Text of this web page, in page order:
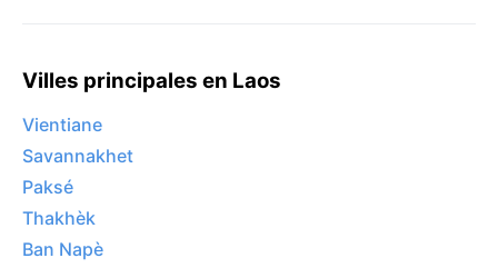
Villes principales en Laos
Vientiane
Savannakhet
Paksé
Thakhèk
Ban Napè